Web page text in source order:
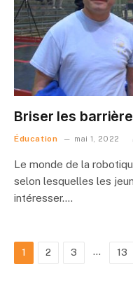
Briser les
Éducation mai 1, 2022
Le monde de la
selon lesquelles les
intéresser.…
1 2 3 … 13